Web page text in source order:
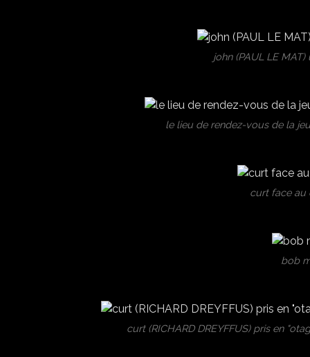
john (PAUL LE
le lieu de rendez-vous de la
curt face au
bob
curt (RICHARD DREYFFUS) pris en